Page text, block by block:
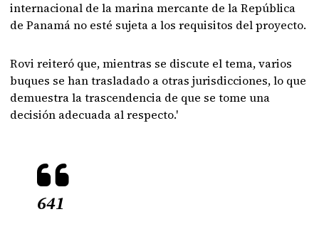
internacional de la marina mercante de la República
de Panamá no esté sujeta a los requisitos del proyecto.
Rovi reiteró que, mientras se discute el tema, varios
buques se han trasladado a otras jurisdicciones, lo que
demuestra la trascendencia de que se tome una
decisión adecuada al respecto.'
641